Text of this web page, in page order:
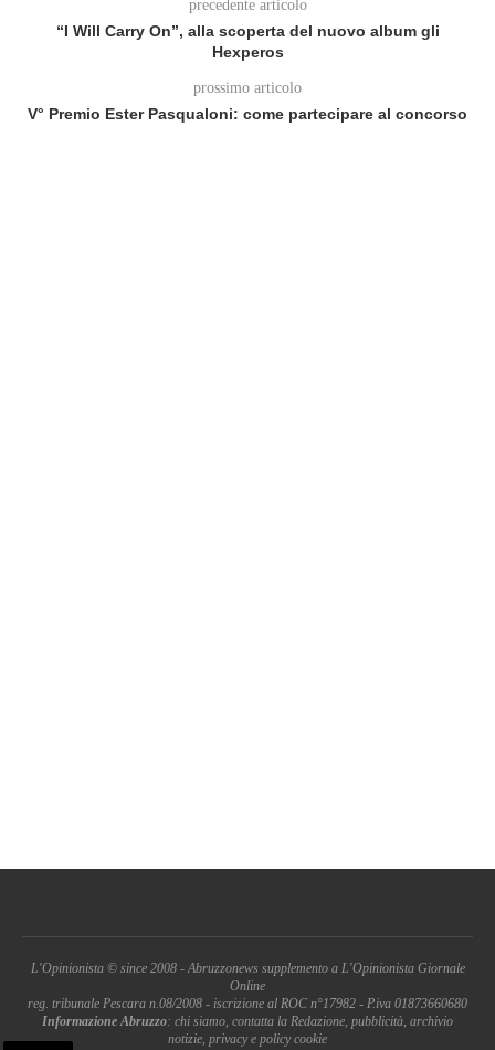
precedente articolo
“I Will Carry On”, alla scoperta del nuovo album gli
Hexperos
prossimo articolo
V° Premio Ester Pasqualoni: come partecipare al concorso
L'Opinionista © since 2008 - Abruzzonews supplemento a L'Opinionista Giornale
Online
reg. tribunale Pescara n.08/2008 - iscrizione al ROC n°17982 - P.iva 01873660680
Informazione Abruzzo: chi siamo, contatta la Redazione, pubblicità, archivio
notizie, privacy e policy cookie